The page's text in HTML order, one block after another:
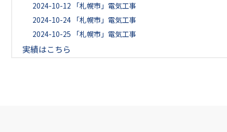
2024-10-12
「札幌市」電気工事
2024-10-24 「札幌市」電気工事
2024-10-25
「札幌市」電気工事
実績はこちら